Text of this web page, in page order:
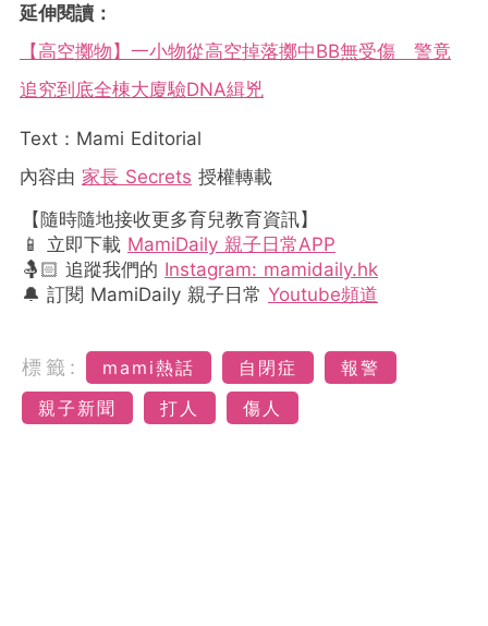
延伸閱讀：
【高空擲物】一小物從高空掉落擲中BB無受傷 警竟
追究到底全棟大廈驗DNA緝兇
Text：Mami Editorial
內容由 家長 Secrets 授權轉載
【隨時隨地接收更多育兒教育資訊】
📱 立即下載 MamiDaily 親子日常APP
🤱🏻 追蹤我們的 Instagram: mamidaily.hk
🔔 訂閱 MamiDaily 親子日常 Youtube頻道
標籤: mami熱話 自閉症
報警
親子新聞
打人 傷人